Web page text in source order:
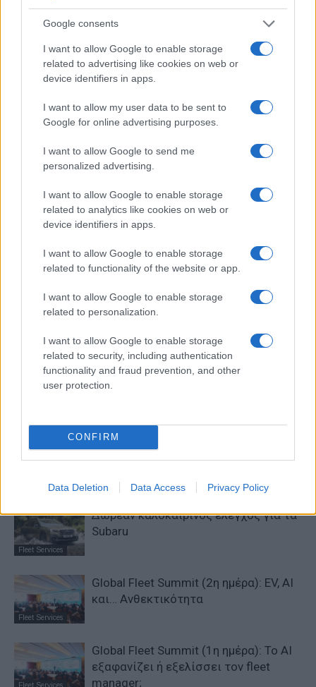
Google consents
I want to allow Google to enable storage
related to advertising like cookies on web or
device identifiers in apps.
I want to allow my user data to be sent to
Google for online advertising purposes.
I want to allow Google to send me
personalized advertising.
I want to allow Google to enable storage
related to analytics like cookies on web or
device identifiers in apps.
I want to allow Google to enable storage
related to functionality of the website or app.
I want to allow Google to enable storage
related to personalization.
I want to allow Google to enable storage
related to security, including authentication
functionality and fraud prevention, and other
user protection.
CONFIRM
Data Deletion Data Access Privacy Policy
Ολυμπιακού
ΕΤΙΚΕΤΕΣ EV NewMotion Shell Vattenfall
Φόρτιση
Η Kosmocar προβάλλει την
ηλεκτροκίνηση στην 84η ΔΕΘ
Η νέα καμπάνια της Alfa
ΠΑΡΟΜΟΙΑ ΑΡΘΡΑ
DigiCar: Leasing με «σωστό»
περιβαλλοντικό αποτύπωμα
Fleet Services
Δωρέαν καλοκαιρινός έλεγχος για τα
Subaru
Fleet Services
Global Fleet Summit (2η ημέρα): EV, AI
και… Ανθεκτικότητα
Fleet Services
Global Fleet Summit (1η ημέρα): Το ΑΙ
εξαφανίζει ή εξελίσσει τον fleet
manager;